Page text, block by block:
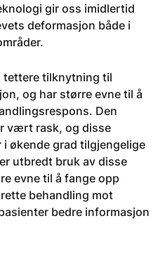
gir oss imidlertid
deformasjon både i
tettere tilknytning til
og har større evne til å
Den
vært rask, og disse
økende grad tilgjengelige
utbredt bruk av disse
evne til å fange opp
behandling mot
bedre informasjon